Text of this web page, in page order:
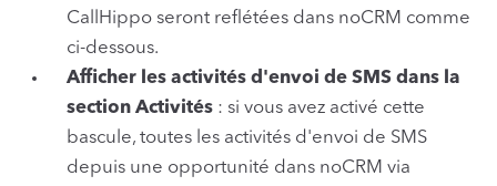
CallHippo seront reflétées dans noCRM comme
ci-dessous.
Afficher les activités d'envoi de SMS dans la
section Activités : si vous avez activé cette
bascule, toutes les activités d'envoi de SMS
depuis une opportunité dans noCRM via